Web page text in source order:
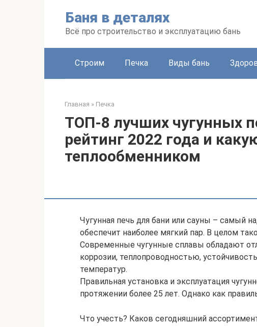
Баня в деталях
Всё про строительство и эксплуатацию бань
Строим Печка Виды бань
Главная » Печка
ТОП-8 лучших чугунных
рейтинг 2022 года и
теплообменником
Чугунная печь для бани или сауны – самый
обеспечит наиболее мягкий пар. В целом
Современные чугунные сплавы обладают
коррозии, теплопроводностью,
температур.
Правильная установка и эксплуатация
протяжении более 25 лет. Однако как
Что учесть? Каков сегодняшний